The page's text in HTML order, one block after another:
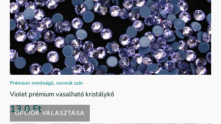
OPCIÓK VÁLASZTÁSA
Prémium minőségű, normál szín
Violet prémium vasalható kristálykő
13,0Ft